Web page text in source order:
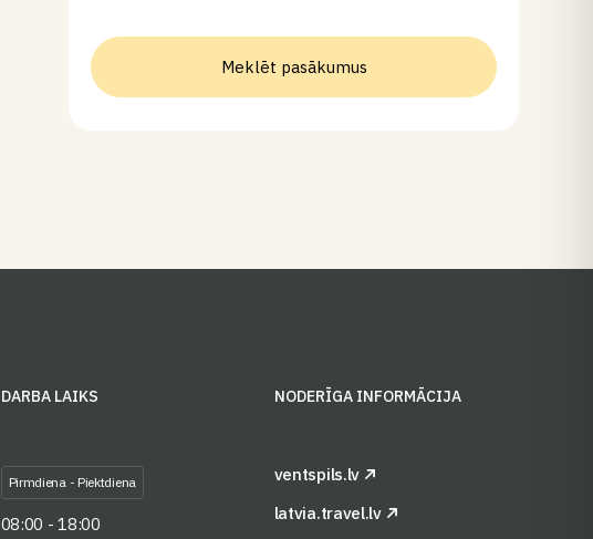
Meklēt pasākumus
DARBA LAIKS NODERĪGA INFORMĀCIJA
Pirmdiena - Piektdiena
08:00 - 18:00
ventspils.lv
latvia.travel.lv